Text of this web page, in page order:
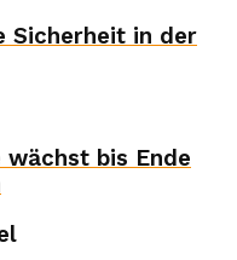
Sicherheit in der
bis Ende